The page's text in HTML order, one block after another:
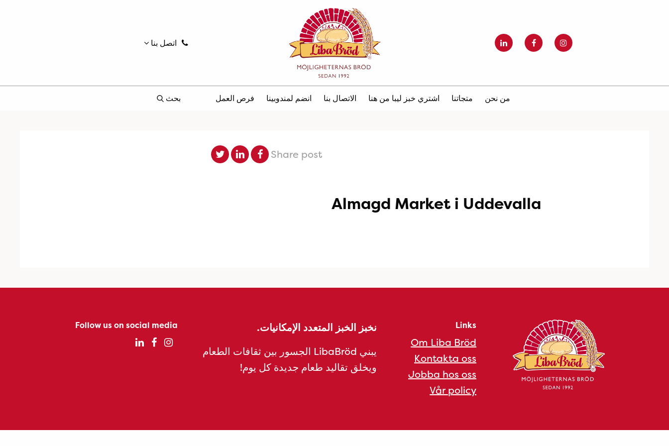
اتصل بنا
من نحن متجاتنا اشتري خبز ليبا من هنا الاتصال بنا انضم لمندوبينا فرص العمل بحث
Share post
Almagd Market i Uddevalla
Links
Om Liba Bröd
Kontakta oss
Jobba hos oss
Vår policy
نخبز الخبز المتعدد الإمكانيات.
يبني LibaBröd الجسور بين ثقافات الطعام
ويخلق تقاليد طعام جديدة كل يوم!
Follow us on social media